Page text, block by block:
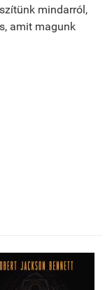
mindarról,
amit magunk